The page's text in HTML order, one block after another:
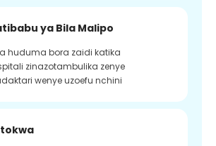
ya Bila Malipo
huduma bora zaidi katika
zinazotambulika zenye
wenye uzoefu nchini